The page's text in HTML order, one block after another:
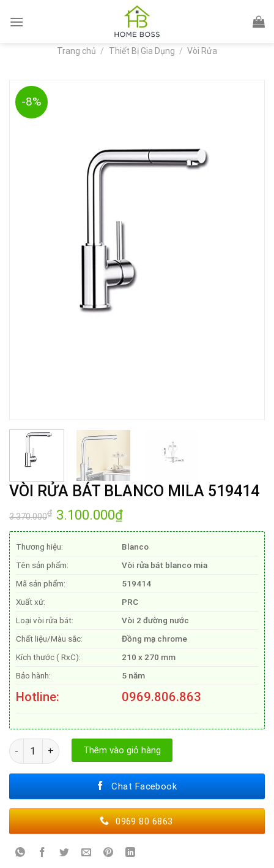
Trang chủ / Thiết Bị Gia Dụng / Vòi Rửa
-8%
VÒI RỬA BÁT BLANCO MILA 519414
3.370.000₫ Giá
gốc
là:
3.100.000₫Giá
tại
3.100.000₫.
Thương hiệu:
Blanco
Tên sản phẩm:
Vòi rửa bát blanco mia
Mã sản phẩm:
519414
Xuất xứ:
PRC
Loại vòi rửa bát:
Vòi 2 đường nước
Chất liệu/Màu sắc:
Đồng mạ chrome
Kích thước ( RxC):
210 x 270 mm
Bảo hành:
5 năm
Hotline: 0969.806.863
VÒI RỬA BÁT BLANCO MILA 519414 số lượng
Thêm vào giỏ hàng
Chat Facebook
0969 80 6863